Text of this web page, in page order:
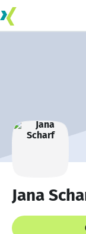
Jana